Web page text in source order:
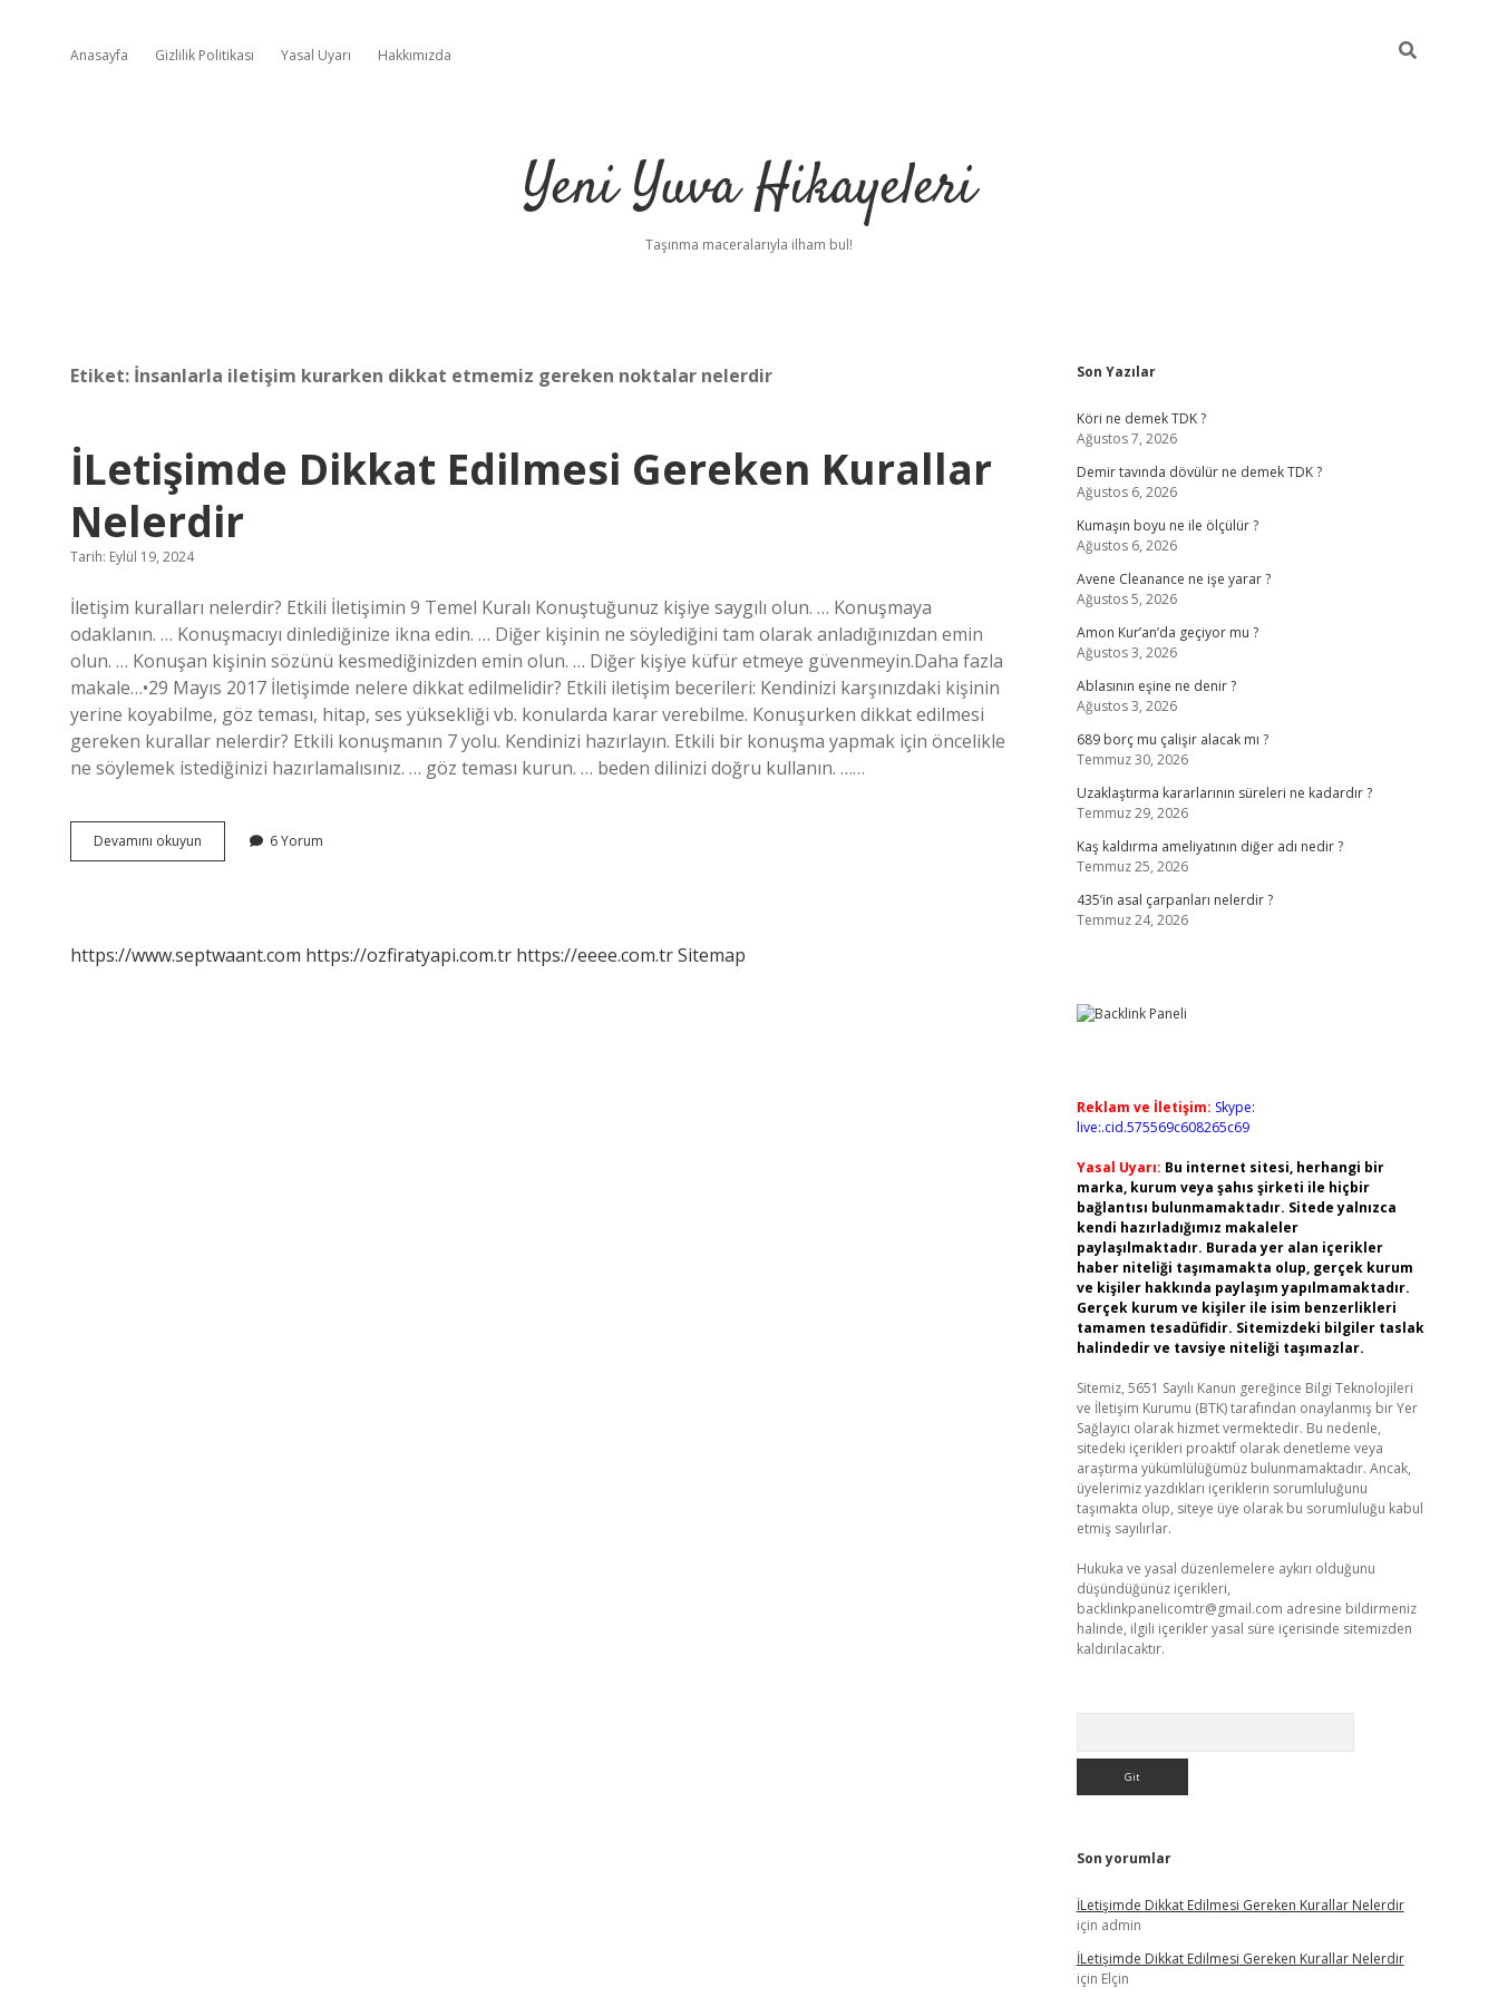
Anasayfa Gizlilik Politikası Yasal Uyarı Hakkımızda
Yeni Yuva Hikayeleri
Taşınma maceralarıyla ilham bul!
Etiket: İnsanlarla iletişim kurarken dikkat etmemiz gereken noktalar nelerdir
İLetişimde Dikkat Edilmesi Gereken Kurallar
Nelerdir
Tarih: Eylül 19, 2024
İletişim kuralları nelerdir? Etkili İletişimin 9 Temel Kuralı Konuştuğunuz kişiye saygılı olun. … Konuşmaya
odaklanın. … Konuşmacıyı dinlediğinize ikna edin. … Diğer kişinin ne söylediğini tam olarak anladığınızdan emin
olun. … Konuşan kişinin sözünü kesmediğinizden emin olun. … Diğer kişiye küfür etmeye güvenmeyin.Daha fazla
makale…•29 Mayıs 2017 İletişimde nelere dikkat edilmelidir? Etkili iletişim becerileri: Kendinizi karşınızdaki kişinin
yerine koyabilme, göz teması, hitap, ses yüksekliği vb. konularda karar verebilme. Konuşurken dikkat edilmesi
gereken kurallar nelerdir? Etkili konuşmanın 7 yolu. Kendinizi hazırlayın. Etkili bir konuşma yapmak için öncelikle
ne söylemek istediğinizi hazırlamalısınız. … göz teması kurun. … beden dilinizi doğru kullanın. ……
Devamını okuyun İLetişimde
Dikkat
6 Yorum
https://www.septwaant.com https://ozfiratyapi.com.tr https://eeee.com.trSitemap
Sidebar
Son Yazılar
Köri ne demek TDK ?
Ağustos 7, 2026
Demir tavında dövülür ne demek TDK ?
Ağustos 6, 2026
Kumaşın boyu ne ile ölçülür ?
Ağustos 6, 2026
Avene Cleanance ne işe yarar ?
Ağustos 5, 2026
Amon Kur’an’da geçiyor mu ?
Ağustos 3, 2026
Ablasının eşine ne denir ?
Ağustos 3, 2026
689 borç mu çalişir alacak mı ?
Temmuz 30, 2026
Uzaklaştırma kararlarının süreleri ne kadardır ?
Temmuz 29, 2026
Kaş kaldırma ameliyatının diğer adı nedir ?
Temmuz 25, 2026
435’in asal çarpanları nelerdir ?
Temmuz 24, 2026
Reklam ve İletişim: Skype:
live:.cid.575569c608265c69
Yasal Uyarı: Bu internet sitesi, herhangi bir
marka, kurum veya şahıs şirketi ile hiçbir
bağlantısı bulunmamaktadır. Sitede yalnızca
kendi hazırladığımız makaleler
paylaşılmaktadır. Burada yer alan içerikler
haber niteliği taşımamakta olup, gerçek kurum
ve kişiler hakkında paylaşım yapılmamaktadır.
Gerçek kurum ve kişiler ile isim benzerlikleri
tamamen tesadüfidir. Sitemizdeki bilgiler taslak
halindedir ve tavsiye niteliği taşımazlar.
Sitemiz, 5651 Sayılı Kanun gereğince Bilgi Teknolojileri
ve İletişim Kurumu (BTK) tarafından onaylanmış bir Yer
Sağlayıcı olarak hizmet vermektedir. Bu nedenle,
sitedeki içerikleri proaktif olarak denetleme veya
araştırma yükümlülüğümüz bulunmamaktadır. Ancak,
üyelerimiz yazdıkları içeriklerin sorumluluğunu
taşımakta olup, siteye üye olarak bu sorumluluğu kabul
etmiş sayılırlar.
Hukuka ve yasal düzenlemelere aykırı olduğunu
düşündüğünüz içerikleri,
backlinkpanelicomtr@gmail.com adresine bildirmeniz
halinde, ilgili içerikler yasal süre içerisinde sitemizden
kaldırılacaktır.
Son yorumlar
İLetişimde Dikkat Edilmesi Gereken Kurallar Nelerdir
için admin
İLetişimde Dikkat Edilmesi Gereken Kurallar Nelerdir
için Elçin
hiltonbetBetexper giriş adresi